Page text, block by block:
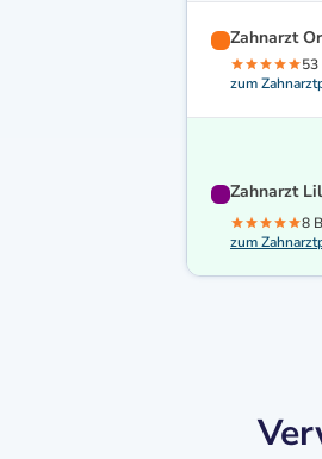
Zahnarzt
53
zum
Zahnarzt
8
zum